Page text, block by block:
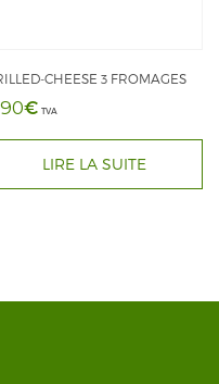
CHEESE 3 FROMAGES
€ TVA
LIRE LA SUITE